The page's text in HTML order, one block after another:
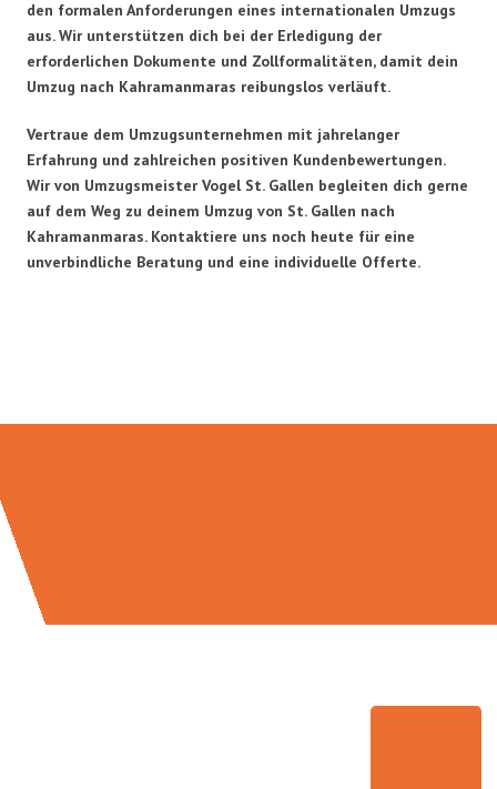
den formalen Anforderungen eines internationalen Umzugs
aus. Wir unterstützen dich bei der Erledigung der
erforderlichen Dokumente und Zollformalitäten, damit dein
Umzug nach Kahramanmaras reibungslos verläuft.
Vertraue dem Umzugsunternehmen mit jahrelanger
Erfahrung und zahlreichen positiven Kundenbewertungen.
Wir von Umzugsmeister Vogel St. Gallen begleiten dich gerne
auf dem Weg zu deinem Umzug von St. Gallen nach
Kahramanmaras. Kontaktiere uns noch heute für eine
unverbindliche Beratung und eine individuelle Offerte.